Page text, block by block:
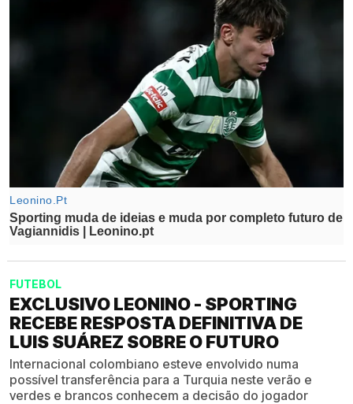
FUTEBOL
EXCLUSIVO LEONINO - SPORTING
RECEBE RESPOSTA DEFINITIVA DE
LUIS SUÁREZ SOBRE O FUTURO
Internacional colombiano esteve envolvido numa
possível transferência para a Turquia neste verão e
verdes e brancos conhecem a decisão do jogador